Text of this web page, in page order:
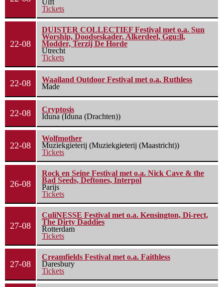
Ulft
Tickets
22-08
DUISTER COLLECTIEF Festival met o.a. Sun
Worship, Doodseskader, Alkerdeel, Ggu:ll,
Modder, Terzij De Horde
Utrecht
Tickets
22-08
Waailand Outdoor Festival met o.a. Ruthless
Made
22-08
Cryptosis
Iduna (Iduna (Drachten))
22-08
Wolfmother
Muziekgieterij (Muziekgieterij (Maastricht))
Tickets
26-08
Rock en Seine Festival met o.a. Nick Cave & the
Bad Seeds, Deftones, Interpol
Parijs
Tickets
27-08
CuliNESSE Festival met o.a. Kensington, Di-rect,
The Dirty Daddies
Rotterdam
Tickets
27-08
Creamfields Festival met o.a. Faithless
Daresbury
Tickets